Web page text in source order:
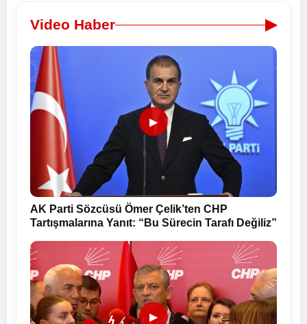
Video Haber ▶
▶
AK Parti Sözcüsü Ömer Çelik’ten CHP
Tartışmalarına Yanıt: “Bu Sürecin Tarafı Değiliz”
▶